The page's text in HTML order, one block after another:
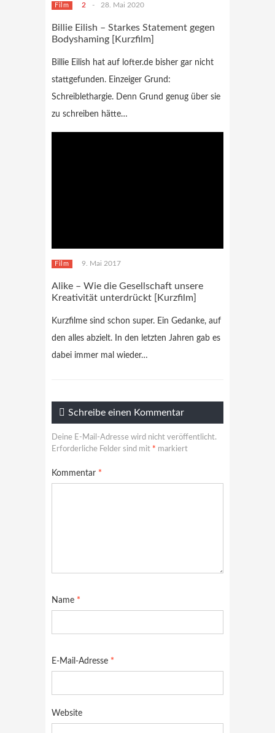
Film 2 - 28. Mai 2020
Billie Eilish – Starkes Statement gegen
Bodyshaming [Kurzfilm]
Billie Eilish hat auf lofter.de bisher gar nicht
stattgefunden. Einzeiger Grund:
Schreiblethargie. Denn Grund genug über sie
zu schreiben hätte…
Film 9. Mai 2017
Alike – Wie die Gesellschaft unsere
Kreativität unterdrückt [Kurzfilm]
Kurzfilme sind schon super. Ein Gedanke, auf
den alles abzielt. In den letzten Jahren gab es
dabei immer mal wieder…
Schreibe einen Kommentar
Deine E-Mail-Adresse wird nicht veröffentlicht.
Erforderliche Felder sind mit * markiert
Kommentar *
Name *
E-Mail-Adresse *
Website